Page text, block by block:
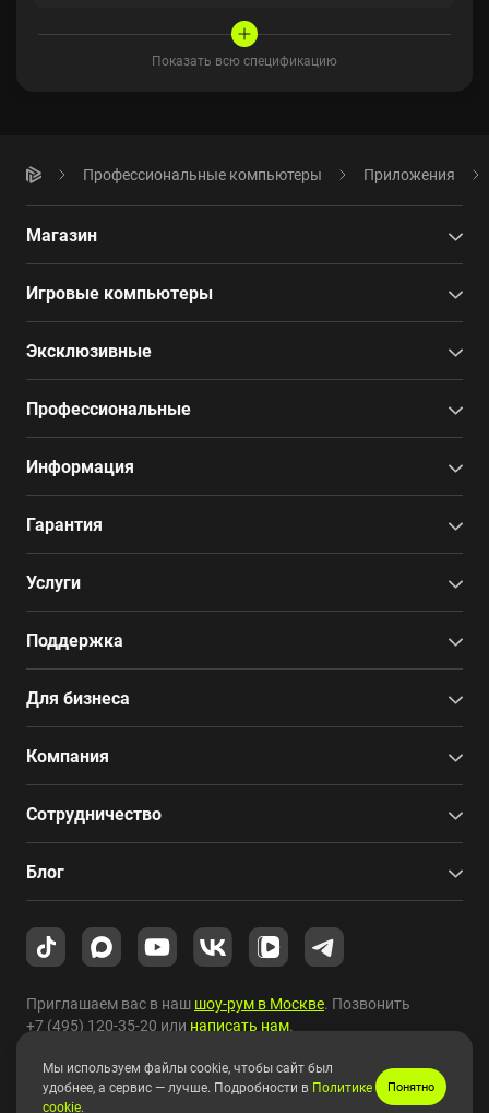
Показать всю спецификацию
Профессиональные компьютеры Приложения
Магазин
Игровые компьютеры
Эксклюзивные
Профессиональные
Информация
Гарантия
Услуги
Поддержка
Для бизнеса
Компания
Сотрудничество
Блог
Приглашаем вас в наш шоу-рум в Москве. Позвонить
+7 (495) 120-35-20 или написать нам.
Copyright © 2010-2026 HYPERPC.
Мы используем файлы cookie, чтобы сайт был
удобнее, а сервис — лучше. Подробности в Политике
cookie.
Понятно